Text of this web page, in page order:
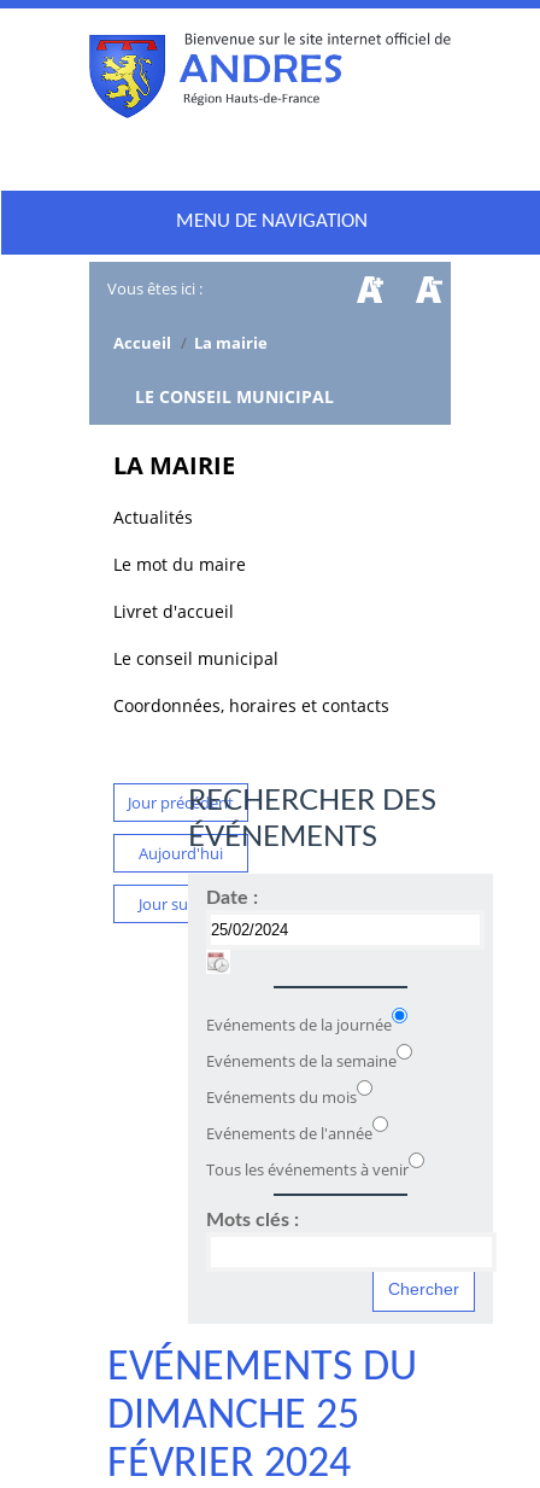
MENU DE NAVIGATION
Vous êtes ici :
Accueil / La mairie
LE CONSEIL MUNICIPAL
LA MAIRIE
Actualités
Le mot du maire
Livret d'accueil
Le conseil municipal
Coordonnées, horaires et contacts
Jour précédent
Aujourd'hui
Jour suivant
RECHERCHER DES
ÉVÉNEMENTS
Date :
Evénements de la journée
Evénements de la semaine
Evénements du mois
Evénements de l'année
Tous les événements à venir
Mots clés :
EVÉNEMENTS DU
DIMANCHE 25
FÉVRIER 2024